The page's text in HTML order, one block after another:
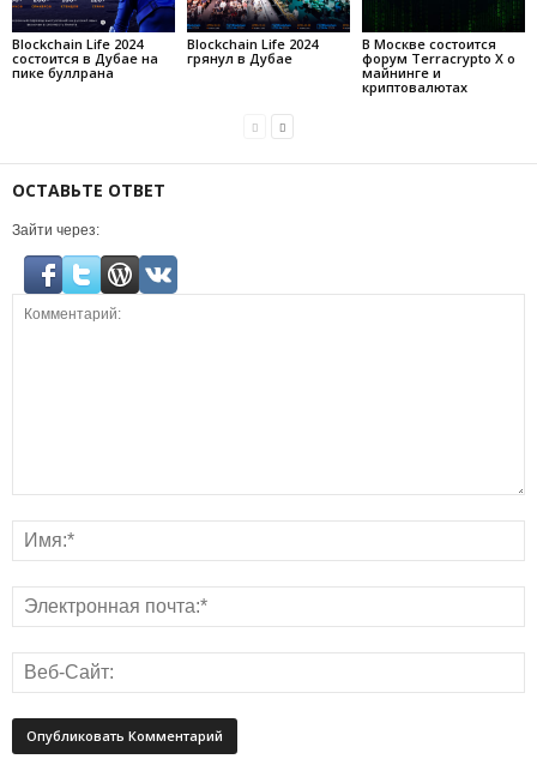
Blockchain Life 2024
состоится в Дубае на
пике буллрана
Blockchain Life 2024
грянул в Дубае
В Москве состоится
форум Terracrypto X о
майнинге и
криптовалютах
ОСТАВЬТЕ ОТВЕТ
Зайти через: